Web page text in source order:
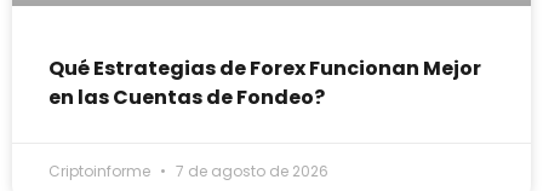
Qué Estrategias de Forex Funcionan Mejor
en las Cuentas de Fondeo?
Criptoinforme 7 de agosto de 2026